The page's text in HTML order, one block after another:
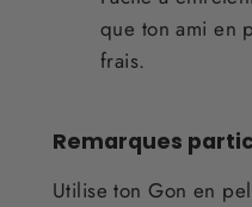
que ton ami en
frais.
Remarques
Utilise ton Gon en